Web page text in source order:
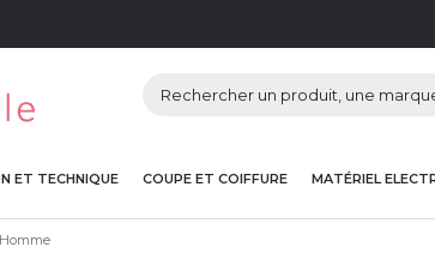
ET TECHNIQUE COUPE ET COIFFURE MATÉRIEL